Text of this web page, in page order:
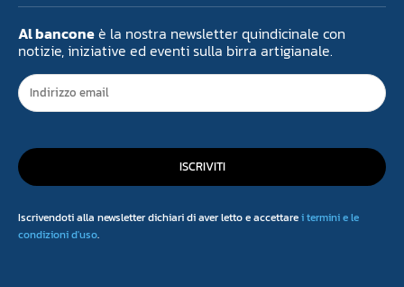
Al banconeè la nostra newsletter quindicinale con
notizie, iniziative ed eventi sulla birra artigianale.
ISCRIVITI
Iscrivendoti alla newsletter dichiari di aver letto e accettarei termini e le
condizioni d'uso.